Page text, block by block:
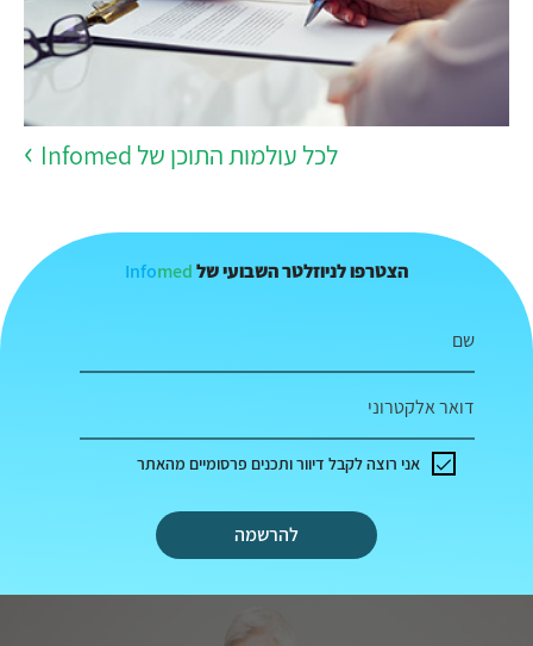
לכל עולמות התוכן של Infomed
הצטרפו לניוזלטר השבועי של Infomed
שם
דואר אלקטרוני
להרשמה
אני רוצה לקבל דיוור ותכנים פרסומיים מהאתר